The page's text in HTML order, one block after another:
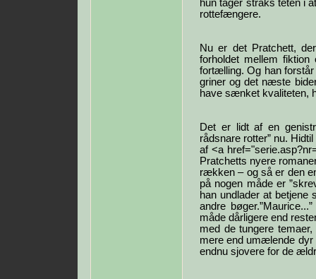
hun tager straks teten i
rottefængere.
Nu er det Pratchett,
forholdet mellem
fortælling. Og han
griner og det næste
have sænket kvaliteten,
Det er lidt af en
rådsnare rotter” nu.
af <a
Pratchetts nyere
rækken – og så er den
på nogen måde er
han undlader at betjene
andre
måde dårligere end
med de tungere
mere end umælende
endnu sjovere for de